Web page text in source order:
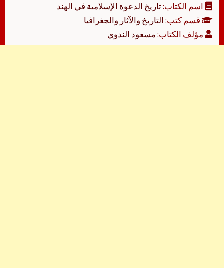
اسم الكتاب:تاريخ الدعوة الإسلامية في الهند
قسم كتب:التاريخ والآثار والجغرافيا
مؤلف الكتاب:مسعود الندوي